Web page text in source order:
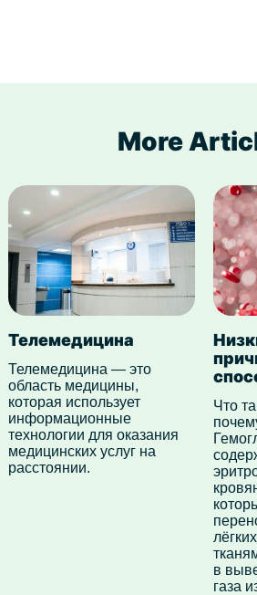
More
Телемедицина
Телемедицина — это
область медицины,
которая использует
информационные
технологии для оказания
медицинских услуг на
расстоянии.
Что
в
газа